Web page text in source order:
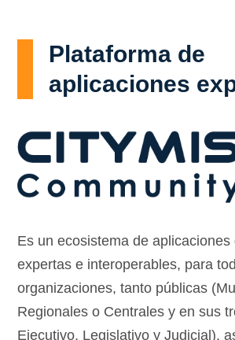
Plataforma de
aplicaciones
Es un ecosistema de aplicaciones
expertas e interoperables, para
organizaciones, tanto públicas
Regionales o Centrales y en sus
Ejecutivo, Legislativo y Judicial),